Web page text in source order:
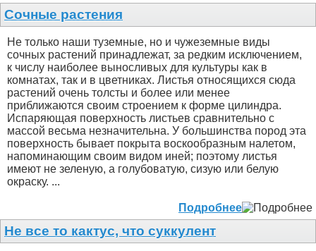
Сочные растения
Не только наши туземные, но и чужеземные виды
сочных растений принадлежат, за редким исключением,
к числу наиболее выносливых для культуры как в
комнатах, так и в цветниках. Листья относящихся сюда
растений очень толсты и более или менее
приближаются своим строением к форме цилиндра.
Испаряющая поверхность листьев сравнительно с
массой весьма незначительна. У большинства пород эта
поверхность бывает покрыта воскообразным налетом,
напоминающим своим видом иней; поэтому листья
имеют не зеленую, а голубоватую, сизую или белую
окраску. ...
Подробнее
Не все то кактус, что суккулент